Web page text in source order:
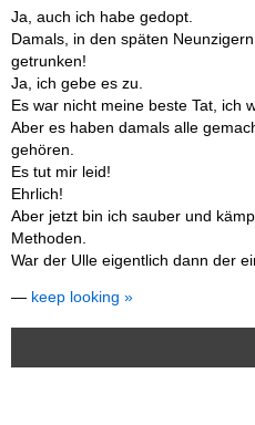
Ja, auch ich habe gedopt.
Damals, in den späten
getrunken!
Ja, ich gebe es zu.
Es war nicht meine beste Tat, ich
Aber es haben damals alle
gehören.
Es tut mir leid!
Ehrlich!
Aber jetzt bin ich sauber und
Methoden.
War der Ulle eigentlich dann der
— keep looking »